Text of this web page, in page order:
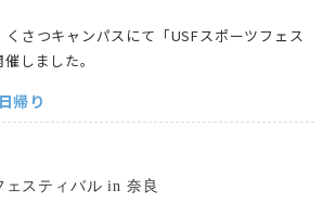
くさつキャンパスにて「USFスポーツフェス
しました。
日帰り